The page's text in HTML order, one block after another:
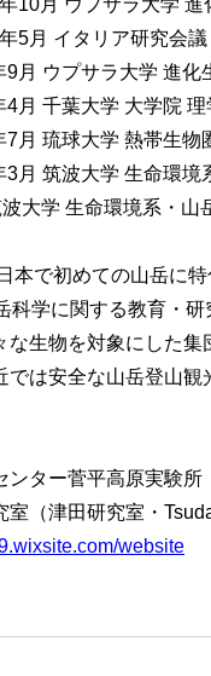
10月 ウプサラ大学
5月 イタリア研究会
9月 ウプサラ大学 進
月 千葉大学 大学院
7月 琉球大学 熱帯生
3月 筑波大学 生命環
大学 生命環境系・
本で初めての山岳に
科学に関する教育・
な生物を対象にした
では安全な山岳登山観
ンター菅平高原実験所
（津田研究室・
website